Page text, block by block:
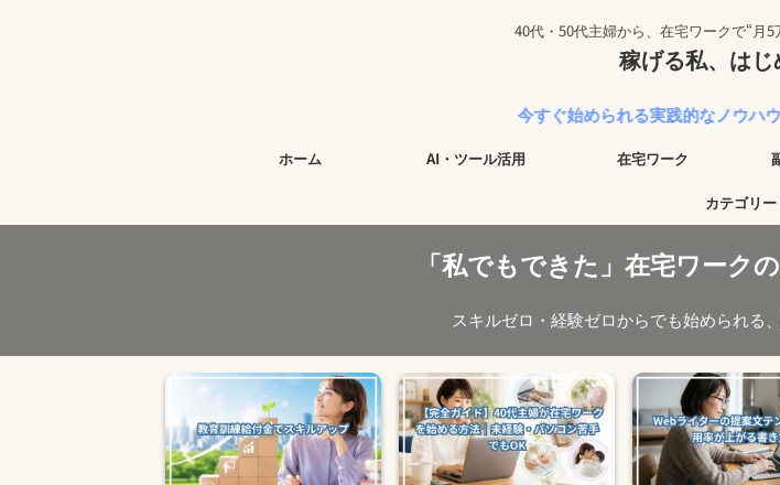
40代・50代主婦から、在宅ワークで“月
稼げる私、はじ
今すぐ始められる実践的なノウハウをPDFでプ
ホーム AI・ツール活用 在宅ワーク
カテゴリー
「私でもできた」在宅ワーク
スキルゼロ・経験ゼロからでも始められる